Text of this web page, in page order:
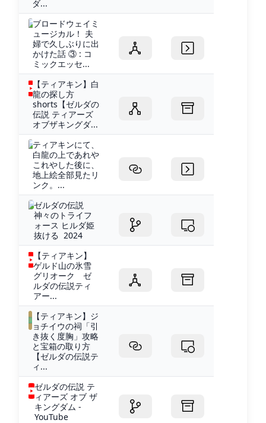
ダ...
ブロードウェイミ
ュージカル！ 夫
婦で久しぶりに出
かけた話 ③ : コ
ミックエッセ...
【ティアキン】白
龍の探し方
shorts【ゼルダの
伝説 ティアーズ
オブザキングダ...
ティアキンにて、
白龍の上であれや
これやした後に、
地上絵全部見たリ
ンク。...
ゼルダの伝説
神々のトライフ
ォース ヒルダ姫
抜ける 2024
【ティアキン】
ゲルド山の氷雪
グリオーク ゼ
ルダの伝説ティ
アー...
【ティアキン】ジ
ョチイウの祠「引
き抜く度胸」攻略
と宝箱の取り方
【ゼルダの伝説テ
ィ...
ゼルダの伝説 テ
ィアーズ オブ ザ
キングダム -
YouTube